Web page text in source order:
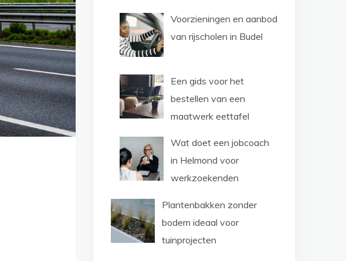
Voorzieningen en aanbod
van rijscholen in Budel
Een gids voor het
bestellen van een
maatwerk eettafel
Wat doet een jobcoach
in Helmond voor
werkzoekenden
Plantenbakken zonder
bodem ideaal voor
tuinprojecten